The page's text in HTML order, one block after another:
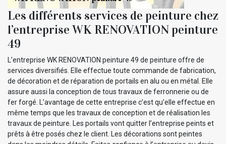
Les différents services de peinture chez
l’entreprise WK RENOVATION peinture
49
L’entreprise WK RENOVATION peinture 49 de peinture offre de
services diversifiés. Elle effectue toute commande de fabrication,
de décoration et de réparation de portails en alu ou en métal. Elle
assure aussi la conception de tous travaux de ferronnerie ou de
fer forgé. L’avantage de cette entreprise c’est qu’elle effectue en
même temps que les travaux de conception et de réalisation les
travaux de peinture. Les portails vont quitter l’entreprise peints et
prêts à être posés chez le client. Les décorations sont peintes